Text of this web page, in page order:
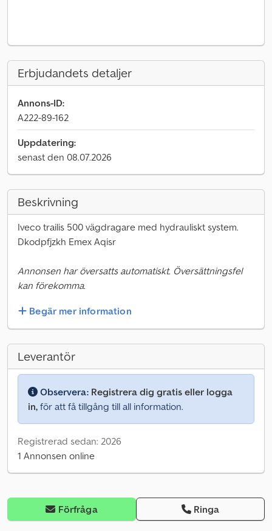
Erbjudandets detaljer
Annons-ID:
A222-89-162
Uppdatering:
senast den 08.07.2026
Beskrivning
Iveco trailis 500 vägdragare med hydrauliskt system.
Dkodpfjzkh Emex Aqisr
Annonsen har översatts automatiskt. Översättningsfel
kan förekomma.
Begär mer information
Leverantör
Observera: Registrera dig gratis eller logga
in, för att få tillgång till all information.
Registrerad sedan: 2026
1 Annonsen online
Förfråga Ringa